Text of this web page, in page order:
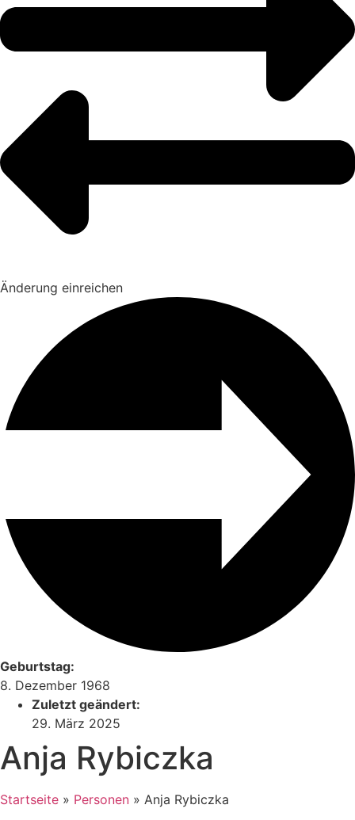
Änderung einreichen
Geburtstag:
8. Dezember 1968
Zuletzt geändert:
29. März 2025
Anja Rybiczka
Startseite » Personen » Anja Rybiczka